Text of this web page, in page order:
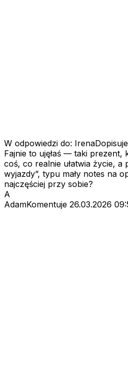
W odpowiedzi do: IrenaDopisuje
Fajnie to ujęłaś — taki prezent,
coś, co realnie ułatwia życie, a
wyjazdy”, typu mały notes na
najczęściej przy sobie?
A
AdamKomentuje 26.03.2026